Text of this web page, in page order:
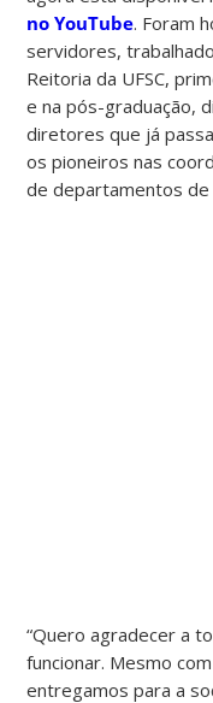
no YouTube. Foram
servidores,
Reitoria da UFSC,
e na pós-graduação,
diretores que já
os pioneiros nas
de departamentos de
“Quero agradecer a
funcionar. Mesmo
entregamos para a